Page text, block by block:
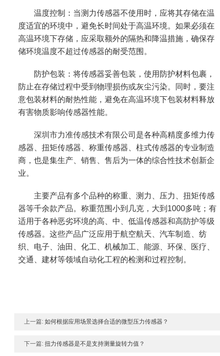
温度控制：当测力传感器不使用时，应将其存储在温
度适宜的环境中，避免长时间处于高温环境。如果必须在
高温环境下存储，应采取额外的隔热和降温措施，确保存
储环境温度不超过传感器的耐受范围。
防护包装：将传感器妥善包装，使用防护材料包裹，
防止在存储过程中受到物理损伤或灰尘污染。同时，要注
意包装材料的耐热性能，避免在高温环境下包装材料释放
有害物质影响传感器性能。
深圳市力准传感技术有限公司 是各种高精度多维力传
感器、扭矩传感器、称重传感器、柱式传感器的专业制造
商，也是集生产、销售、售后为一体的综合性技术创新企
业。
主要产品有多个品种的称重、测力、压力、扭矩传感
器等千余款产品。称重范围小到几克，大到1000多吨；有
适用于各种恶劣环境的高、中、低温传感器和高防护等级
传感器。这些产品广泛应用于航空航天、汽车制造、纺
织、电子、油田、化工、机械加工、能源、环保、医疗、
交通、建材等领域自动化工程的检测和过程控制。
上一篇:如何根据应用场景选择合适的微型压力传感器？
下一篇:扭力传感器是不是支持测量旋转力值？